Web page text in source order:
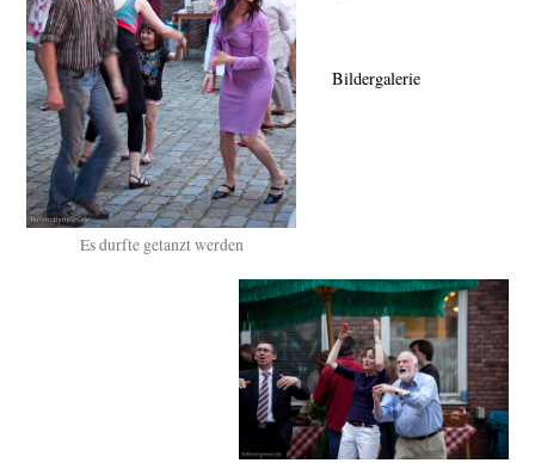
Es durfte getanzt werden
Bildergalerie